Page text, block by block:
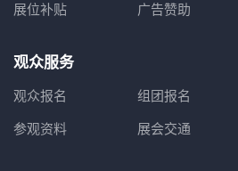
展位补贴 广告赞助
观众服务
观众报名 组团报名
参观资料 展会交通